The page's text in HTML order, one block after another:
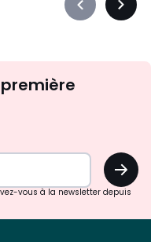
Précédent
première
OK
vous à la newsletter depuis